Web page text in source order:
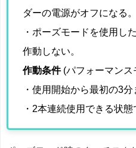
ダーの電源がオフになる。
・ポーズモードを使用し
作動しない。
作動条件(パフォーマンス
・使用開始から最初の3分
・2本連続使用できる状態